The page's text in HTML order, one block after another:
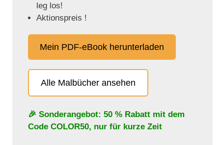
leg los!
Aktionspreis !
Mein PDF-eBook herunterladen
Alle Malbücher ansehen
🎉 Sonderangebot: 50 % Rabatt mit dem
Code COLOR50, nur für kurze Zeit